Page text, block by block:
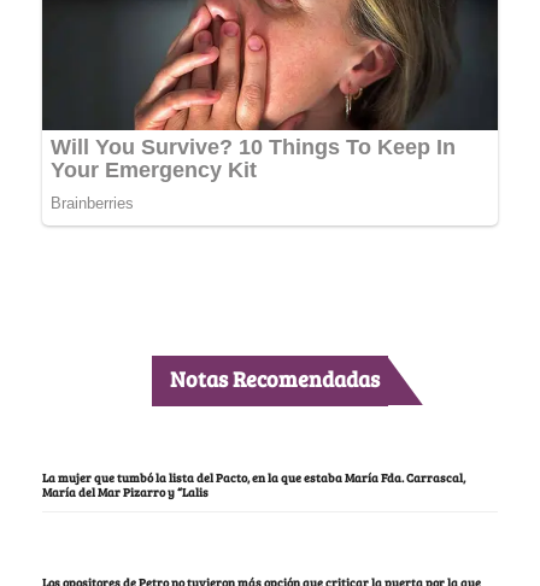
Notas Recomendadas
La mujer que tumbó la lista del Pacto, en la que estaba María Fda. Carrascal,
María del Mar Pizarro y “Lalis